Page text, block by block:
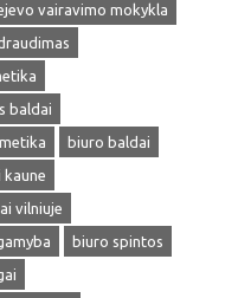
vairavimo mokykla
baldai
biuro baldai
kaune
vilniuje
biuro spintos